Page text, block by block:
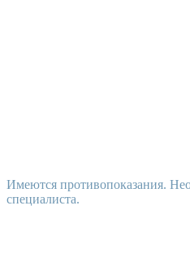
Имеются противопоказания.
специалиста.